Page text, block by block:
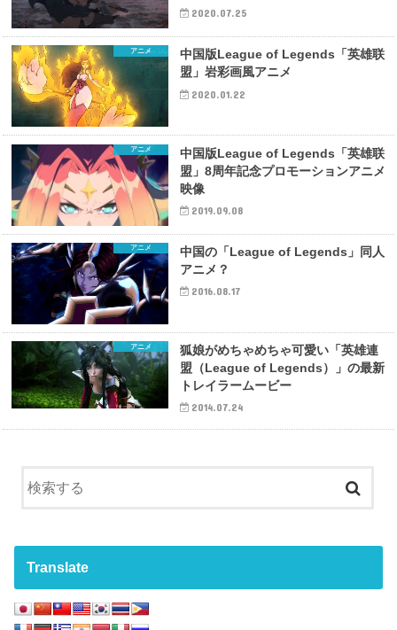
2020.07.25
アニメ
中国版League of Legends「英雄联
盟」岩彩画風アニメ
2020.01.22
アニメ
中国版League of Legends「英雄联
盟」8周年記念プロモーションアニメ
映像
2019.09.08
アニメ
中国の「League of Legends」同人
アニメ？
2016.08.17
アニメ
狐娘がめちゃめちゃ可愛い「英雄連
盟（League of Legends）」の最新
トレイラームービー
2014.07.24
Translate